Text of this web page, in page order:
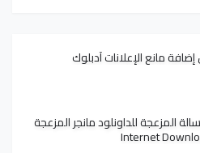
مانع الإعلانات آدبلوك
المزعجة للداونلود مانجر المزعجة
Internet